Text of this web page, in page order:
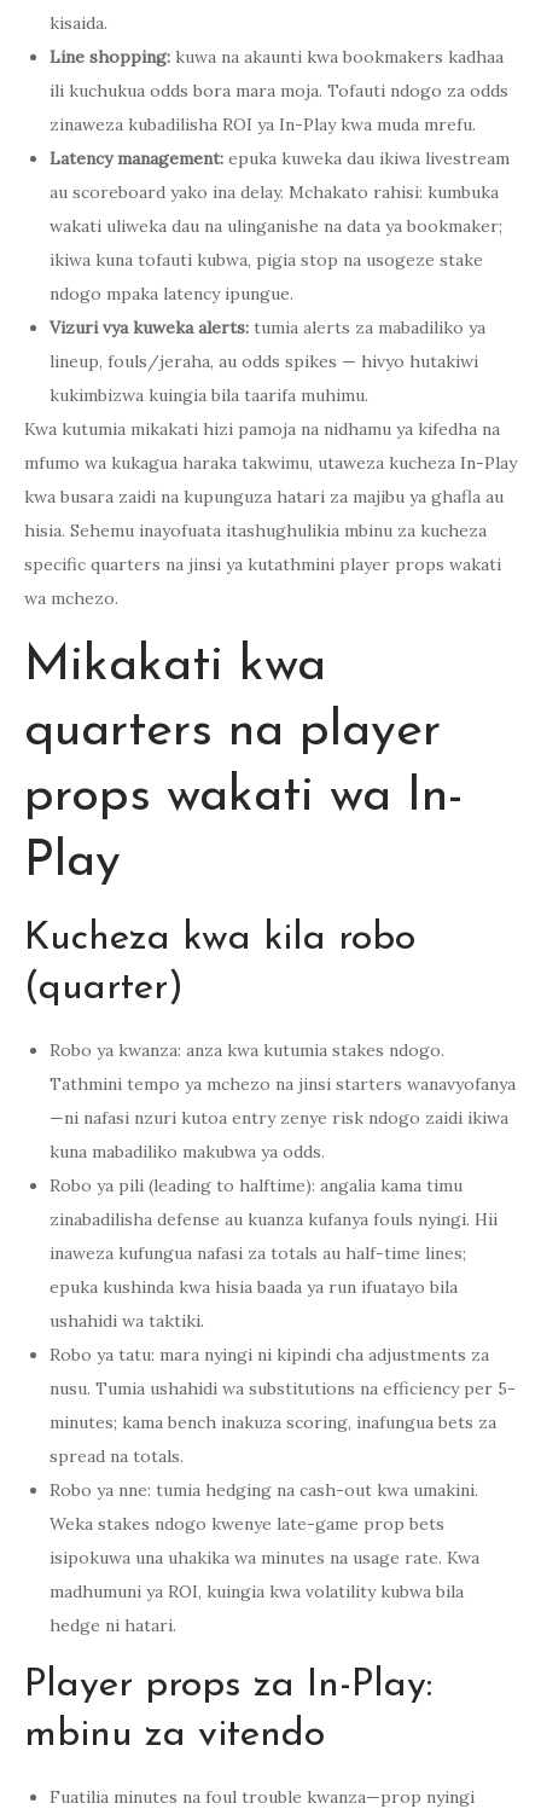
kisaida.
Line shopping: kuwa na akaunti kwa bookmakers kadhaa
ili kuchukua odds bora mara moja. Tofauti ndogo za odds
zinaweza kubadilisha ROI ya In-Play kwa muda mrefu.
Latency management: epuka kuweka dau ikiwa livestream
au scoreboard yako ina delay. Mchakato rahisi: kumbuka
wakati uliweka dau na ulinganishe na data ya bookmaker;
ikiwa kuna tofauti kubwa, pigia stop na usogeze stake
ndogo mpaka latency ipungue.
Vizuri vya kuweka alerts: tumia alerts za mabadiliko ya
lineup, fouls/jeraha, au odds spikes — hivyo hutakiwi
kukimbizwa kuingia bila taarifa muhimu.
Kwa kutumia mikakati hizi pamoja na nidhamu ya kifedha na
mfumo wa kukagua haraka takwimu, utaweza kucheza In-Play
kwa busara zaidi na kupunguza hatari za majibu ya ghafla au
hisia. Sehemu inayofuata itashughulikia mbinu za kucheza
specific quarters na jinsi ya kutathmini player props wakati
wa mchezo.
Mikakati kwa
quarters na player
props wakati wa In-
Play
Kucheza kwa kila robo
(quarter)
Robo ya kwanza: anza kwa kutumia stakes ndogo.
Tathmini tempo ya mchezo na jinsi starters wanavyofanya
—ni nafasi nzuri kutoa entry zenye risk ndogo zaidi ikiwa
kuna mabadiliko makubwa ya odds.
Robo ya pili (leading to halftime): angalia kama timu
zinabadilisha defense au kuanza kufanya fouls nyingi. Hii
inaweza kufungua nafasi za totals au half-time lines;
epuka kushinda kwa hisia baada ya run ifuatayo bila
ushahidi wa taktiki.
Robo ya tatu: mara nyingi ni kipindi cha adjustments za
nusu. Tumia ushahidi wa substitutions na efficiency per 5-
minutes; kama bench inakuza scoring, inafungua bets za
spread na totals.
Robo ya nne: tumia hedging na cash-out kwa umakini.
Weka stakes ndogo kwenye late-game prop bets
isipokuwa una uhakika wa minutes na usage rate. Kwa
madhumuni ya ROI, kuingia kwa volatility kubwa bila
hedge ni hatari.
Player props za In-Play:
mbinu za vitendo
Fuatilia minutes na foul trouble kwanza—prop nyingi